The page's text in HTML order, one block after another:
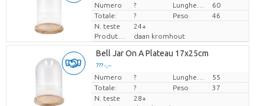
Prezzo x uno
Numero ?
60
Totale:
? Peso
46
N. teste
24+
Produttore
daan kromhout
Bell Jar On A Plateau 17x25cm
??? -,--
Prezzo x uno
Numero ?
55
Totale:
? Peso
37
N. teste
28+